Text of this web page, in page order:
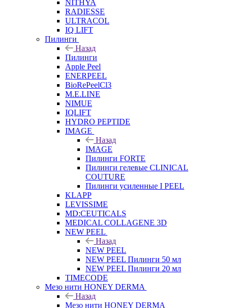
NITHYA
RADIESSE
ULTRACOL
IQ LIFT
Пилинги
Назад
Пилинги
Apple Peel
ENERPEEL
BioRePeelCl3
M.E.LINE
NIMUE
IQLIFT
HYDRO PEPTIDE
IMAGE
Назад
IMAGE
Пилинги FORTE
Пилинги гелевые CLINICAL
COUTURE
Пилинги усиленные I PEEL
KLAPP
LEVISSIME
MD:CEUTICALS
MEDICAL COLLAGENE 3D
NEW PEEL
Назад
NEW PEEL
NEW PEEL Пилинги 50 мл
NEW PEEL Пилинги 20 мл
TIMECODE
Мезо нити HONEY DERMA
Назад
Мезо нити HONEY DERMA